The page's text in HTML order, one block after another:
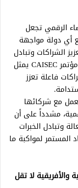
الرقمي تجعل
أي دولة مواجهة
الشراكات وتبادل
الخبرات بين مختلف الأطراف، مشيراً إلى أن مؤتمر CAISEC يمثل
فاعلة تعزز
مع شركائها
مشدداً على أن
وتبادل الخبرات
المستمر لمواكبة ما
والأفريقية لا تقل